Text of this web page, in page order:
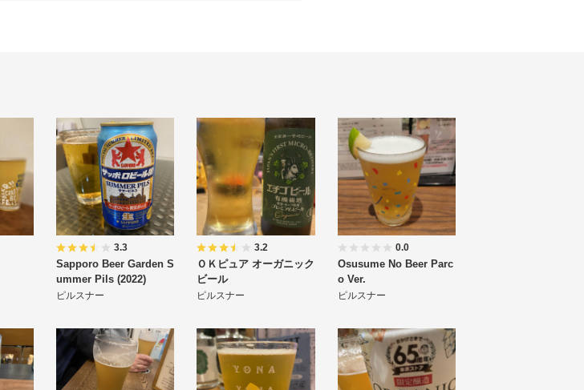
3.3
Sapporo Beer Garden S
ummer Pils (2022)
ピルスナー
3.2
ＯＫピュア オーガニック
ビール
ピルスナー
0.0
Osusume No Beer Parc
o Ver.
ピルスナー